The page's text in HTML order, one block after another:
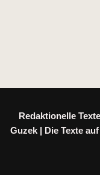
Redaktionelle
Guzek | Die Texte